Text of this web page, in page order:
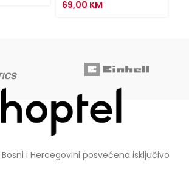
69,00 KM
i Hercegovini posvećena isključivo